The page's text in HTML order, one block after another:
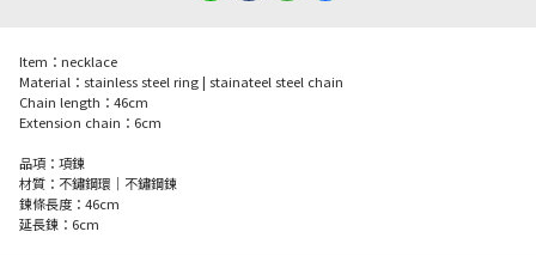
Item：necklace
Material：stainless steel ring | stainateel steel chain
Chain length：46cm
Extension chain：6cm
品項：項鍊
材質：不鏽鋼環｜不鏽鋼鍊
鍊條長度：46cm
延長鍊：6cm